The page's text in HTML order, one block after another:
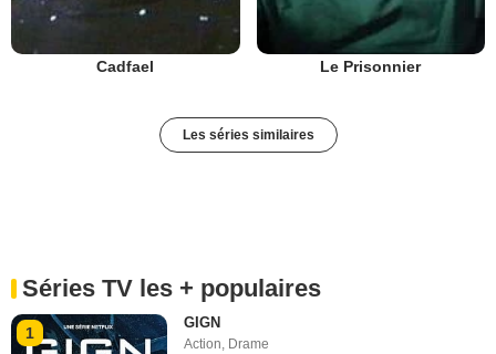
Cadfael Le Prisonnier
Les séries similaires
Séries TV les + populaires
1
GIGN
Action, Drame